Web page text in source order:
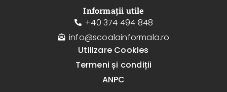
Informații utile
+40 374 494 848
info@scoalainformala.ro
Utilizare Cookies
Termeni și condiții
ANPC